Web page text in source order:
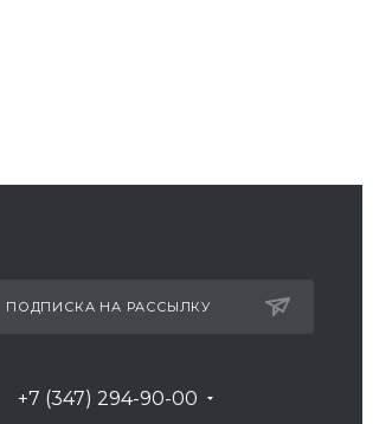
ПОДПИСКА НА РАССЫЛКУ
+7 (347) 294-90-00